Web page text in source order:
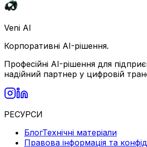
Veni AI
Корпоративні AI-рішення.
Професійні AI-рішення для
надійний партнер у цифровій
РЕСУРСИ
БлогТехнічні матеріали
Правова інформація та